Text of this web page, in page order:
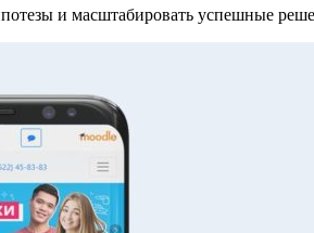
и масштабировать успешные